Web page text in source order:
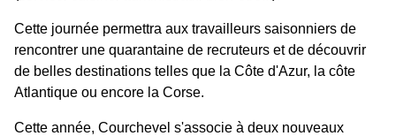
Cette journée permettra aux travailleurs saisonniers de
rencontrer une quarantaine de recruteurs et de découvrir
de belles destinations telles que la Côte d'Azur, la côte
Atlantique ou encore la Corse.
Cette année, Courchevel s'associe à deux nouveaux